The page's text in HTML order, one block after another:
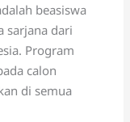
beasiswa
sarjana dari
Program
calon
di semua